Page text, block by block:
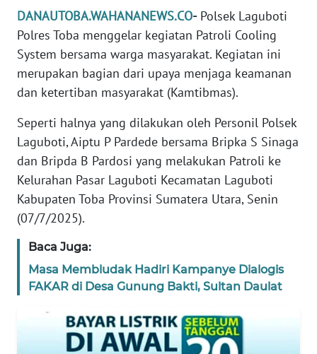
DANAUTOBA.WAHANANEWS.CO-Polsek Laguboti
Polres Toba menggelar kegiatan Patroli Cooling
System bersama warga masyarakat. Kegiatan ini
merupakan bagian dari upaya menjaga keamanan
dan ketertiban masyarakat (Kamtibmas).
Seperti halnya yang dilakukan oleh Personil Polsek
Laguboti, Aiptu P Pardede bersama Bripka S Sinaga
dan Bripda B Pardosi yang melakukan Patroli ke
Kelurahan Pasar Laguboti Kecamatan Laguboti
Kabupaten Toba Provinsi Sumatera Utara, Senin
(07/7/2025).
Baca Juga:
Masa Membludak Hadiri Kampanye Dialogis
FAKAR di Desa Gunung Bakti, Sultan Daulat
DISCLAIMER
Wahana
Regional
WN
SUMUT
JAKARTA
WN